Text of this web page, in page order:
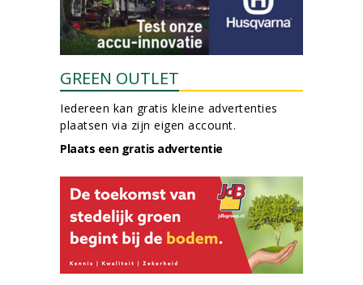
GREEN OUTLET
Iedereen kan gratis kleine advertenties
plaatsen via zijn eigen account.
Plaats een gratis advertentie